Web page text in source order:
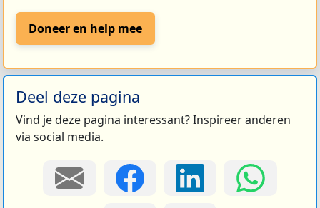
Doneer en help mee
Deel deze pagina
Vind je deze pagina interessant? Inspireer anderen
via social media.